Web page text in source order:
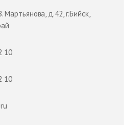
Мартьянова, д.42, г.Бийск,
10
10